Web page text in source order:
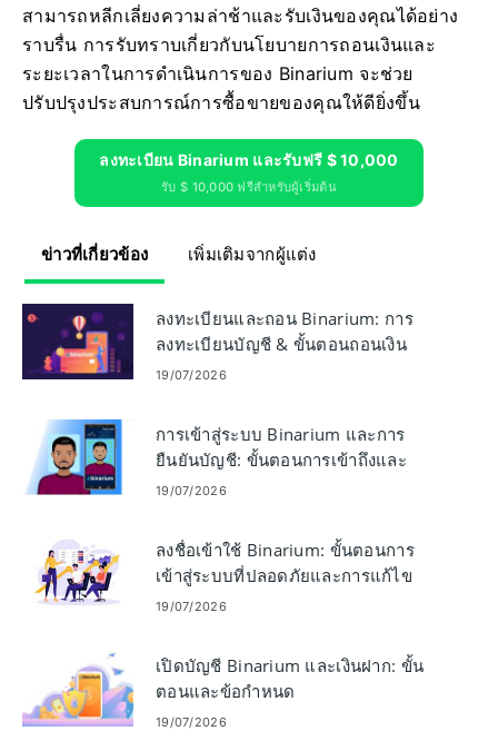
สามารถหลีกเลี่ยงความล่าช้าและรับเงินของคุณได้อย่าง
ราบรื่น การรับทราบเกี่ยวกับนโยบายการถอนเงินและ
ระยะเวลาในการดำเนินการของ Binarium จะช่วย
ปรับปรุงประสบการณ์การซื้อขายของคุณให้ดียิ่งขึ้น
ลงทะเบียน Binarium และรับฟรี $ 10,000
รับ $ 10,000 ฟรีสำหรับผู้เริ่มต้น
ข่าวที่เกี่ยวข้อง เพิ่มเติมจากผู้แต่ง
ลงทะเบียนและถอน Binarium: การ
ลงทะเบียนบัญชี & ขั้นตอนถอนเงิน
19/07/2026
การเข้าสู่ระบบ Binarium และการ
ยืนยันบัญชี: ขั้นตอนการเข้าถึงและ
เอกสาร
19/07/2026
ลงชื่อเข้าใช้ Binarium: ขั้นตอนการ
เข้าสู่ระบบที่ปลอดภัยและการแก้ไข
ปัญหา
19/07/2026
เปิดบัญชี Binarium และเงินฝาก: ขั้น
ตอนและข้อกำหนด
19/07/2026